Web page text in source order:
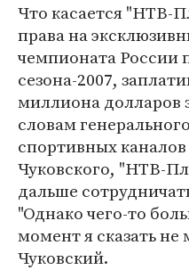
Что касается "НТВ-
права на
чемпионата России
сезона-2007,
миллиона долларов
словам
спортивных
Чуковского, "НТВ-
дальше
"Однако чего-то
момент я сказать не
Чуковский.